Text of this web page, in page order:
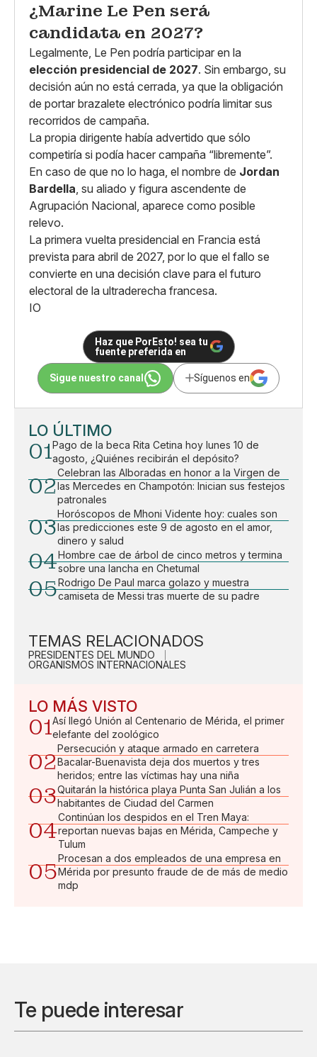
¿Marine Le Pen será
candidata en 2027?
Legalmente, Le Pen podría participar en la
elección presidencial de 2027. Sin embargo, su
decisión aún no está cerrada, ya que la obligación
de portar brazalete electrónico podría limitar sus
recorridos de campaña.
La propia dirigente había advertido que sólo
competiría si podía hacer campaña “libremente”.
En caso de que no lo haga, el nombre de Jordan
Bardella , su aliado y figura ascendente de
Agrupación Nacional, aparece como posible
relevo.
La primera vuelta presidencial en Francia está
prevista para abril de 2027, por lo que el fallo se
convierte en una decisión clave para el futuro
electoral de la ultraderecha francesa.
IO
Haz que PorEsto! sea tu
fuente preferida en
Sigue nuestro canal Síguenos en
LO ÚLTIMO
01Pago de la beca Rita Cetina hoy lunes 10 de
agosto, ¿Quiénes recibirán el depósito?
02
Celebran las Alboradas en honor a la Virgen de
las Mercedes en Champotón: Inician sus festejos
patronales
03
Horóscopos de Mhoni Vidente hoy: cuales son
las predicciones este 9 de agosto en el amor,
dinero y salud
04Hombre cae de árbol de cinco metros y termina
sobre una lancha en Chetumal
05Rodrigo De Paul marca golazo y muestra
camiseta de Messi tras muerte de su padre
TEMAS RELACIONADOS
PRESIDENTES DEL MUNDO
ORGANISMOS INTERNACIONALES
LO MÁS VISTO
01Así llegó Unión al Centenario de Mérida, el primer
elefante del zoológico
02
Persecución y ataque armado en carretera
Bacalar-Buenavista deja dos muertos y tres
heridos; entre las víctimas hay una niña
03Quitarán la histórica playa Punta San Julián a los
habitantes de Ciudad del Carmen
04
Continúan los despidos en el Tren Maya:
reportan nuevas bajas en Mérida, Campeche y
Tulum
05
Procesan a dos empleados de una empresa en
Mérida por presunto fraude de de más de medio
mdp
Te puede interesar